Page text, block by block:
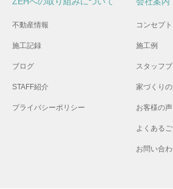
不動産情報
施工記録
ブログ
STAFF紹介
プライバシーポリシー
コンセプト
施工例
スタッフ
家づくり
お客様の声
よくある
お問い合